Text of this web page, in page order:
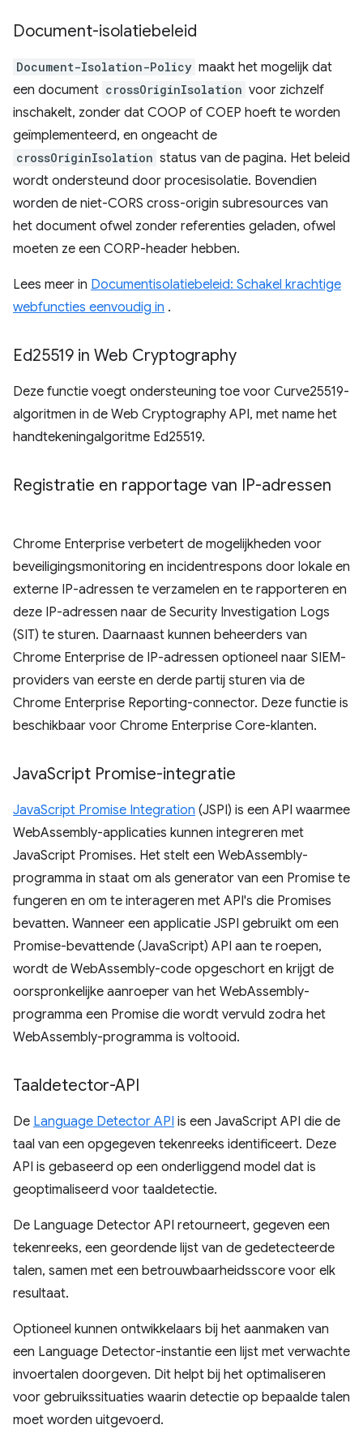
Document-isolatiebeleid
Document-Isolation-Policy maakt het mogelijk dat
een document crossOriginIsolation voor zichzelf
inschakelt, zonder dat COOP of COEP hoeft te worden
geïmplementeerd, en ongeacht de
crossOriginIsolation status van de pagina. Het beleid
wordt ondersteund door procesisolatie. Bovendien
worden de niet-CORS cross-origin subresources van
het document ofwel zonder referenties geladen, ofwel
moeten ze een CORP-header hebben.
Lees meer in Documentisolatiebeleid: Schakel krachtige
webfuncties eenvoudig in .
Ed25519 in Web Cryptography
Deze functie voegt ondersteuning toe voor Curve25519-
algoritmen in de Web Cryptography API, met name het
handtekeningalgoritme Ed25519.
Registratie en rapportage van IP-adressen
Chrome Enterprise verbetert de mogelijkheden voor
beveiligingsmonitoring en incidentrespons door lokale en
externe IP-adressen te verzamelen en te rapporteren en
deze IP-adressen naar de Security Investigation Logs
(SIT) te sturen. Daarnaast kunnen beheerders van
Chrome Enterprise de IP-adressen optioneel naar SIEM-
providers van eerste en derde partij sturen via de
Chrome Enterprise Reporting-connector. Deze functie is
beschikbaar voor Chrome Enterprise Core-klanten.
JavaScript Promise-integratie
JavaScript Promise Integration (JSPI) is een API waarmee
WebAssembly-applicaties kunnen integreren met
JavaScript Promises. Het stelt een WebAssembly-
programma in staat om als generator van een Promise te
fungeren en om te interageren met API's die Promises
bevatten. Wanneer een applicatie JSPI gebruikt om een ​​
Promise-bevattende (JavaScript) API aan te roepen,
wordt de WebAssembly-code opgeschort en krijgt de
oorspronkelijke aanroeper van het WebAssembly-
programma een Promise die wordt vervuld zodra het
WebAssembly-programma is voltooid.
Taaldetector-API
De Language Detector API is een JavaScript API die de
taal van een opgegeven tekenreeks identificeert. Deze
API is gebaseerd op een onderliggend model dat is
geoptimaliseerd voor taaldetectie.
De Language Detector API retourneert, gegeven een
tekenreeks, een geordende lijst van de gedetecteerde
talen, samen met een betrouwbaarheidsscore voor elk
resultaat.
Optioneel kunnen ontwikkelaars bij het aanmaken van
een Language Detector-instantie een lijst met verwachte
invoertalen doorgeven. Dit helpt bij het optimaliseren
voor gebruikssituaties waarin detectie op bepaalde talen
moet worden uitgevoerd.